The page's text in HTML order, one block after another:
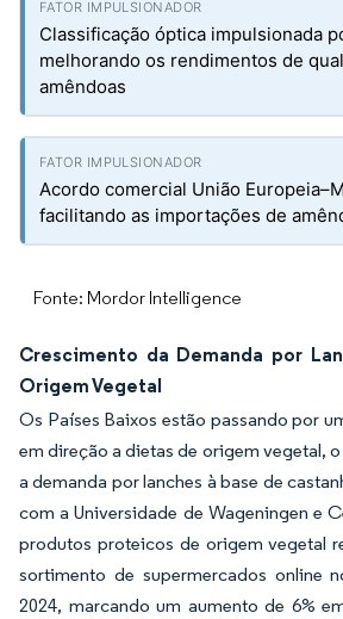
Classificação óptica impulsionada
melhorando os rendimentos de
amêndoas
Acordo comercial União
facilitando as importações de
Fonte: Mordor Intelligence
Crescimento da Demanda por
Origem Vegetal
Os Países Baixos estão passando por
em direção a dietas de origem vegetal,
a demanda por lanches à base de
com a Universidade de Wageningen e
produtos proteicos de origem vegetal
sortimento de supermercados online
2024, marcando um aumento de 6%